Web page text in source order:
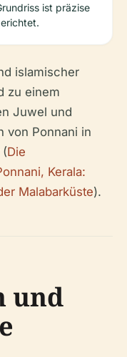
ist präzise
islamischer
zu einem
Juwel und
von Ponnani in
(Die
Kerala:
Malabarküste).
und